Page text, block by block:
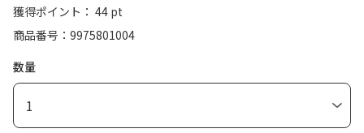
獲得ポイント： 44 pt
商品番号
9975801004
数量
1